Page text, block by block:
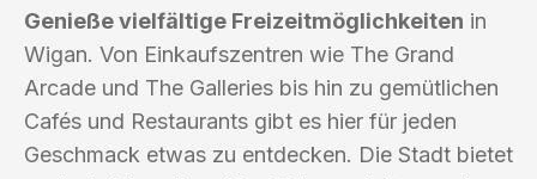
Genieße vielfältige Freizeitmöglichkeiten in
Wigan. Von Einkaufszentren wie The Grand
Arcade und The Galleries bis hin zu gemütlichen
Cafés und Restaurants gibt es hier für jeden
Geschmack etwas zu entdecken. Die Stadt bietet